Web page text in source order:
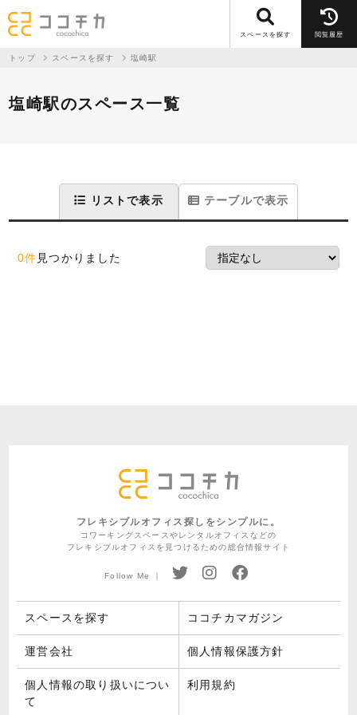
スペースを探す 閲覧履歴
トップ スペースを探す 塩崎駅
塩崎駅のスペース一覧
リストで表示 テーブルで表示
0件 見つかりました
フレキシブルオフィス探しをシンプルに。
コワーキングスペースやレンタルオフィスなどの
フレキシブルオフィスを見つけるための総合情報サイト
Follow Me ｜
スペースを探す ココチカマガジン
運営会社 個人情報保護方針
個人情報の取り扱いについ
て
利用規約